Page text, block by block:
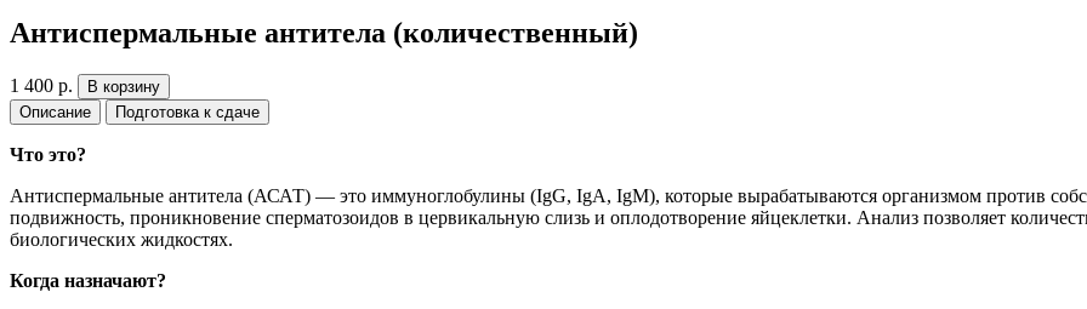
Антиспермальные антитела (количественный)
1 400 р.
В корзину
Описание
Подготовка к сдаче
Что это?
Антиспермальные антитела (АСАТ) — это иммуноглобулины (IgG, IgA, IgM), которые вырабатываются организмом против
подвижность, проникновение сперматозоидов в цервикальную слизь и оплодотворение яйцеклетки. Анализ позволяет
биологических жидкостях.
Когда назначают?